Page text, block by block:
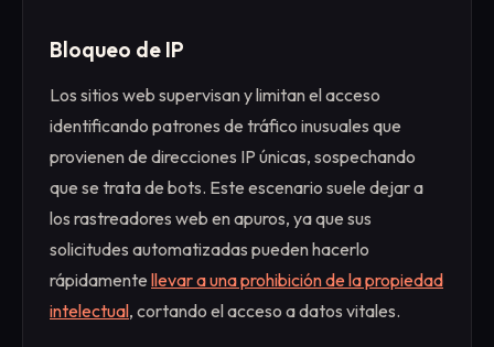
Bloqueo de IP
Los sitios web supervisan y limitan el acceso
identificando patrones de tráfico inusuales que
provienen de direcciones IP únicas, sospechando
que se trata de bots. Este escenario suele dejar a
los rastreadores web en apuros, ya que sus
solicitudes automatizadas pueden hacerlo
rápidamente llevar a una prohibición de la propiedad
intelectual, cortando el acceso a datos vitales.